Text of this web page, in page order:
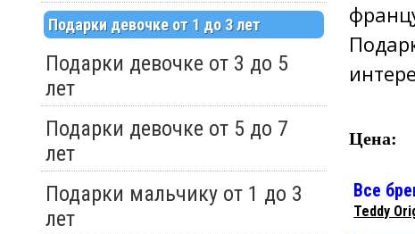
Подарки девочке от 1 до 3 лет
Подарки девочке от 3 до 5
лет
Подарки девочке от 5 до 7
лет
Подарки мальчику от 1 до 3
лет
Цена:
Все
Teddy